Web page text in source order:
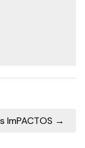
ImPACTOS →